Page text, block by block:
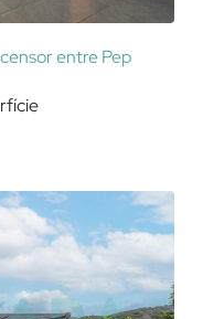
entre Pep